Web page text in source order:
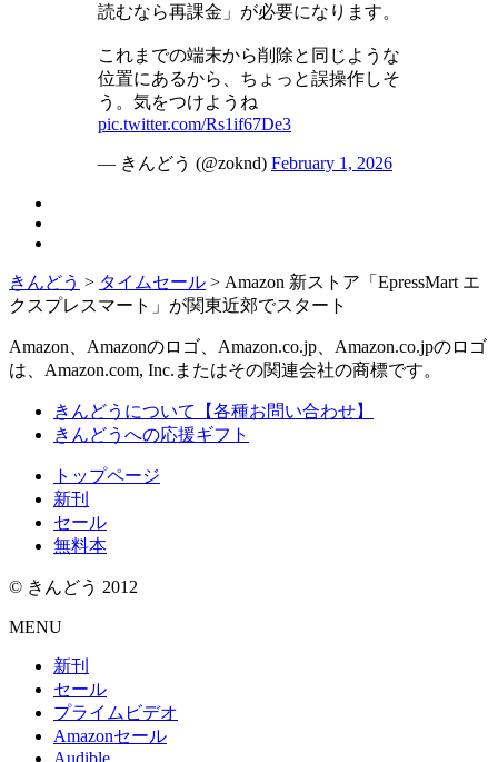
読むなら再課金」が必要になります。
これまでの端末から削除と同じような
位置にあるから、ちょっと誤操作しそ
う。気をつけようね
pic.twitter.com/Rs1if67De3
— きんどう (@zoknd) February 1, 2026
きんどう > タイムセール > Amazon 新ストア「EpressMart エ
クスプレスマート」が関東近郊でスタート
Amazon、Amazonのロゴ、Amazon.co.jp、Amazon.co.jpのロゴ
は、Amazon.com, Inc.またはその関連会社の商標です。
きんどうについて【各種お問い合わせ】
きんどうへの応援ギフト
トップページ
新刊
セール
無料本
© きんどう 2012
MENU
新刊
セール
プライムビデオ
Amazonセール
Audible